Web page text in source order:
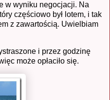
w wyniku negocjacji. Na
częściowo był lotem, i tak
z zawartością. Uwielbiam
i przez godzinę
może opłaciło się.